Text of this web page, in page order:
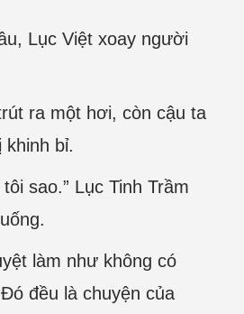
Lục Việt xoay người
ra một hơi, còn cậu ta
khinh bỉ.
sao.” Lục Tinh Trầm
làm như không có
đều là chuyện của